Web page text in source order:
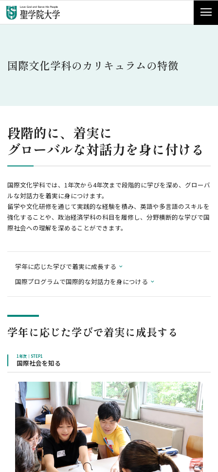
国際文化学科のカリキュラムの特徴
段階的に、着実に
グローバルな対話力を身に付ける
国際文化学科では、1年次から4年次まで段階的に学びを深め、グローバ
ルな対話力を着実に身につけます。
留学や文化研修を通じて実践的な経験を積み、英語や多言語のスキルを
強化することや、政治経済学科の科目を履修し、分野横断的な学びで国
際社会への理解を深めることができます。
学年に応じた学びで着実に成長する
国際プログラムで国際的な対話力を身につける
学年に応じた学びで着実に成長する
1年次｜STEP1
国際社会を知る